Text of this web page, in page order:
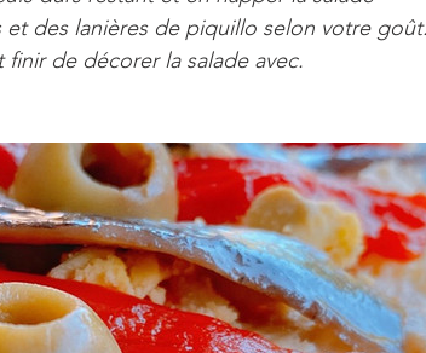
et des lanières de piquillo selon votre
de décorer la salade avec.